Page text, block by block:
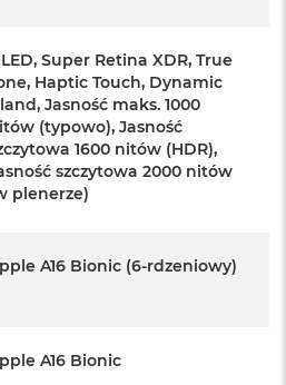
oficjalnego dystrybutora Apple.
miesięczną gwarancję
terenie całego świata.
iOS w języku polskim
Super Retina XDR, True
Haptic Touch, Dynamic
Jasność maks. 1000
(typowo), Jasność
1600 nitów (HDR),
szczytowa 2000 nitów
plenerze)
A16 Bionic (6-rdzeniowy)
A16 Bionic